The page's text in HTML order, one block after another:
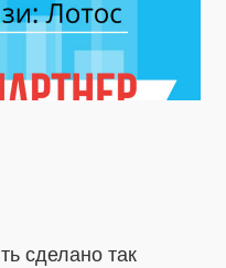
сделано так